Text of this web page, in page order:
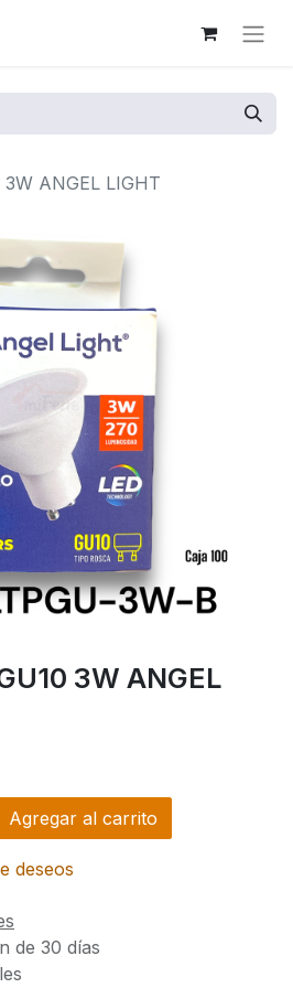
ANGEL LIGHT
3W ANGEL
Agregar al carrito
deseos
de 30 días